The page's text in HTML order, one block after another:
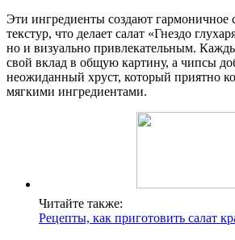
Эти ингредиенты создают гармоничное
текстур, что делает салат «Гнездо
но и визуально привлекательным.
свой вклад в общую картину, а чипсы
неожиданный хруст, который приятно
мягкими ингредиентами.
Читайте также:
Рецепты, как приготовить салат